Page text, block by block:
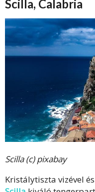
Scilla, Calabria
Scilla (c) pixabay
Kristálytiszta vizével